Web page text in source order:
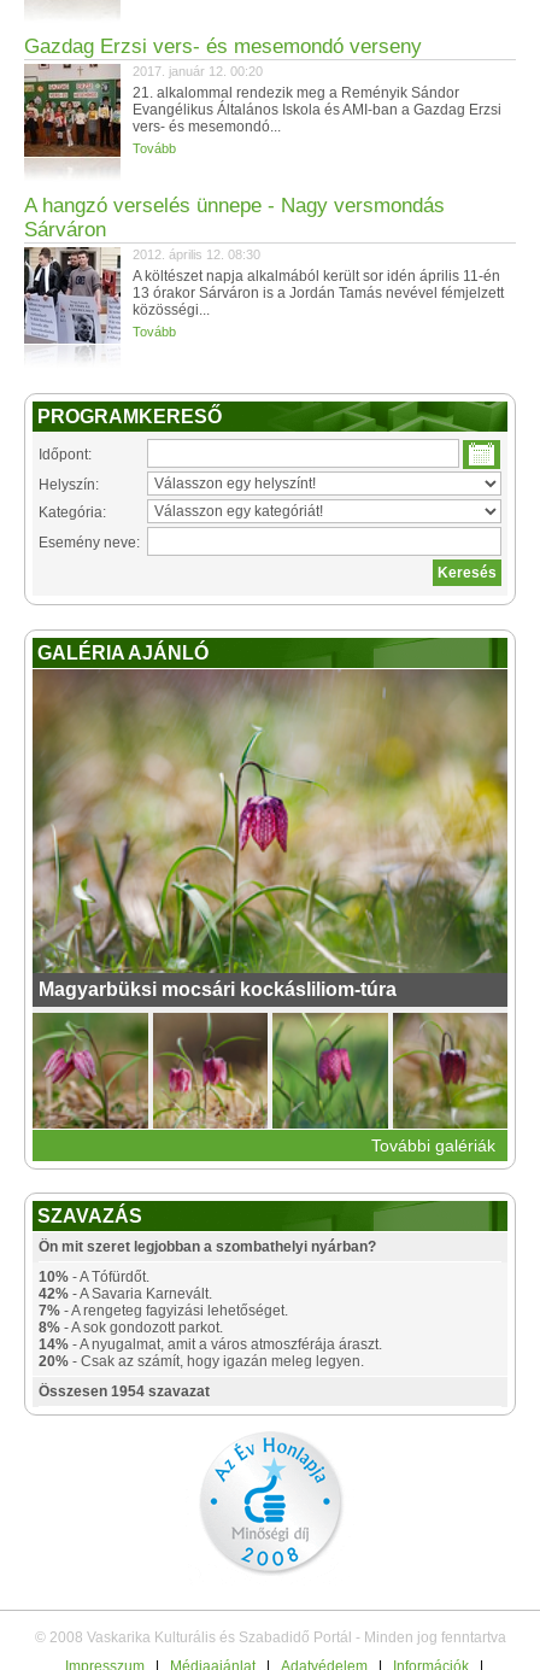
Gazdag Erzsi vers- és mesemondó verseny
2017. január 12. 00:20
21. alkalommal rendezik meg a Reményik Sándor
Evangélikus Általános Iskola és AMI-ban a Gazdag Erzsi
vers- és mesemondó...
Tovább
A hangzó verselés ünnepe - Nagy versmondás
Sárváron
2012. április 12. 08:30
A költészet napja alkalmából került sor idén április 11-én
13 órakor Sárváron is a Jordán Tamás nevével fémjelzett
közösségi...
Tovább
PROGRAMKERESŐ
Időpont:
Helyszín:
Kategória:
Esemény neve:
GALÉRIA AJÁNLÓ
Magyarbüksi mocsári kockásliliom-túra
További galériák
SZAVAZÁS
Ön mit szeret legjobban a szombathelyi nyárban?
10% - A Tófürdőt.
42% - A Savaria Karnevált.
7% - A rengeteg fagyizási lehetőséget.
8% - A sok gondozott parkot.
14% - A nyugalmat, amit a város atmoszférája áraszt.
20% - Csak az számít, hogy igazán meleg legyen.
Összesen 1954 szavazat
© 2008 Vaskarika Kulturális és Szabadidő Portál - Minden jog fenntartva
Impresszum
Médiaajánlat Adatvédelem Információk